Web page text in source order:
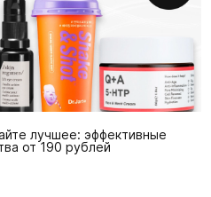
лучшее: эффективные
от 190 рублей